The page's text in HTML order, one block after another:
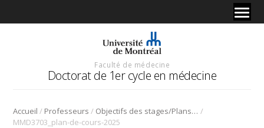
Faculté de médecine
Doctorat de 1er cycle en médecine
Accueil / Professeurs / Objectifs des stages/Plans de cours /
MMD3703_plan-de-cours-2025